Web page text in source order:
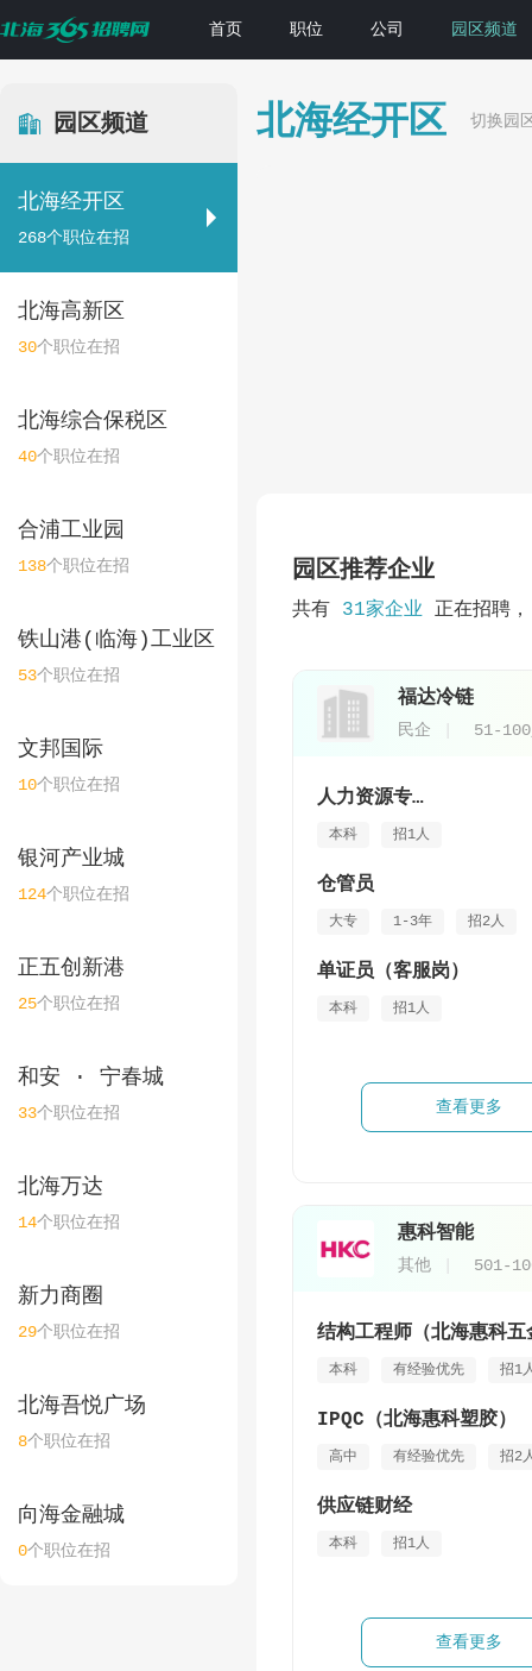
首页 职位 公司 园区频道
园区频道
北海经开区
268个职位在招
北海高新区
30个职位在招
北海综合保税区
40个职位在招
合浦工业园
138个职位在招
铁山港(临海)工业区
53个职位在招
文邦国际
10个职位在招
银河产业城
124个职位在招
正五创新港
25个职位在招
和安 · 宁春城
33个职位在招
北海万达
14个职位在招
新力商圈
29个职位在招
北海吾悦广场
8个职位在招
向海金融城
0个职位在招
北海经开区 切换园
园区推荐企业
共有 31家企业 正在招聘，
福达冷链
民企 51-
人力资源专员(优秀毕业生可培养）
本科 招1人
仓管员
大专 1-3年 招2人
单证员（客服岗）
本科 招1人
查看更多
惠科智能
其他 501-
结构工程师（北海惠科五
本科 有经验优先 招1
IPQC（北海惠科塑胶）
高中 有经验优先 招2
供应链财经
本科 招1人
查看更多